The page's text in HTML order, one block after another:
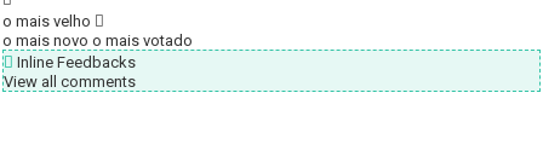
o mais velho
o mais novo o mais votado
Inline Feedbacks
View all comments